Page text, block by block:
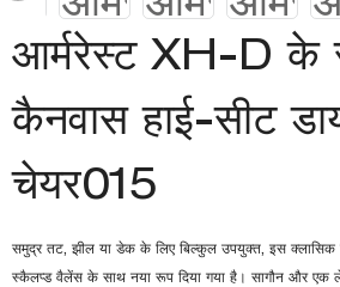
आर्मरेस्ट XH-D के
कैनवास हाई-सीट
चेयर015
समुद्र तट, झील या डेक के लिए बिल्कुल उपयुक्त, इस क्लासिक
स्कैलप्ड वैलेंस के साथ नया रूप दिया गया है। सागौन और एक